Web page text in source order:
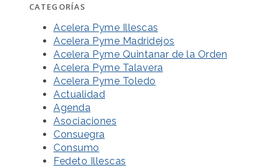
CATEGORÍAS
Acelera Pyme Illescas
Acelera Pyme Madridejos
Acelera Pyme Quintanar de la Orden
Acelera Pyme Talavera
Acelera Pyme Toledo
Actualidad
Agenda
Asociaciones
Consuegra
Consumo
Fedeto Illescas